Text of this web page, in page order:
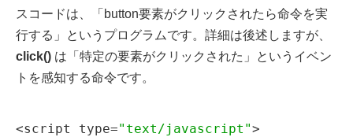
スコードは、「button要素がクリックされたら命令を実
行する」というプログラムです。詳細は後述しますが、
click() は「特定の要素がクリックされた」というイベン
トを感知する命令です。
<script type="text/javascript">